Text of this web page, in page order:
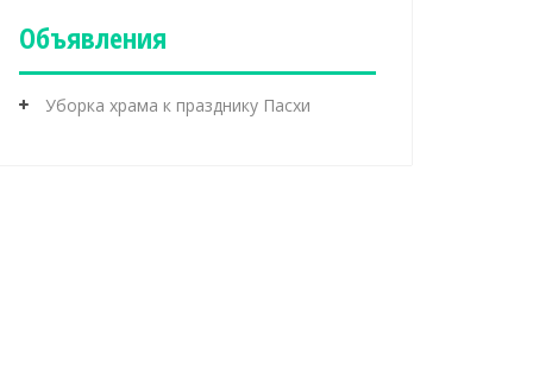
Объявления
Уборка храма к празднику Пасхи